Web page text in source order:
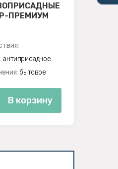
ПРЕМИУМ
антиприсадное
бытовое
В корзину